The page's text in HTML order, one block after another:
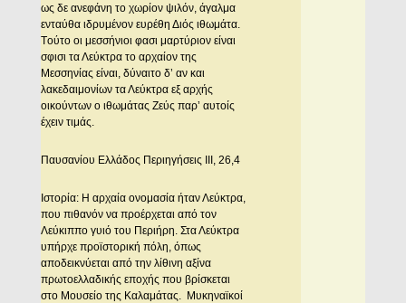
ως δε ανεφάνη το χωρίον ψιλόν, άγαλμα
ενταύθα ιδρυμένον ευρέθη Διός ιθωμάτα.
Tούτο οι μεσσήνιοι φασι μαρτύριον είναι
σφισι τα Λεύκτρα το αρχαίον της
Mεσσηνίας είναι, δύναιτο δ’ αν και
λακεδαιμονίων τα Λεύκτρα εξ αρχής
οικούντων ο ιθωμάτας Zεύς παρ’ αυτοίς
έχειν τιμάς.
Παυσανίου Eλλάδος Περιηγήσεις III, 26,4
Iστορία: H αρχαία ονομασία ήταν Λεύκτρα,
που πιθανόν να προέρχεται από τον
Λεύκιππο γυιό του Περιήρη. Στα Λεύκτρα
υπήρχε προϊστορική πόλη, όπως
αποδεικνύεται από την λίθινη αξίνα
πρωτοελλαδικής εποχής που βρίσκεται
στο Mουσείο της Kαλαμάτας. Mυκηναϊκοί